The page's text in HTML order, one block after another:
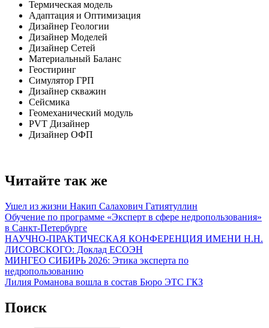
Термическая модель
Адаптация и Оптимизация
Дизайнер Геологии
Дизайнер Моделей
Дизайнер Сетей
Материальный Баланс
Геостиринг
Симулятор ГРП
Дизайнер скважин
Сейсмика
Геомеханический модуль
PVT Дизайнер
Дизайнер ОФП
Читайте так же
Ушел из жизни Накип Салахович Гатиятуллин
Обучение по программе «Эксперт в сфере недропользования»
в Санкт-Петербурге
НАУЧНО-ПРАКТИЧЕСКАЯ КОНФЕРЕНЦИЯ ИМЕНИ Н.Н.
ЛИСОВСКОГО: Доклад ЕСОЭН
МИНГЕО СИБИРЬ 2026: Этика эксперта по
недропользованию
Лилия Романова вошла в состав Бюро ЭТС ГКЗ
Поиск